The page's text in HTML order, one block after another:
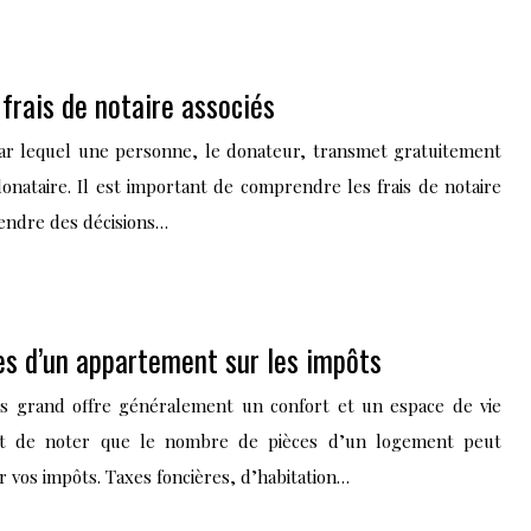
de notaire associés
lequel une personne, le donateur, transmet gratuitement
Il est important de comprendre les frais de notaire
des décisions…
d’un appartement sur les impôts
grand offre généralement un confort et un espace de vie
de noter que le nombre de pièces d’un logement peut
impôts. Taxes foncières, d’habitation…